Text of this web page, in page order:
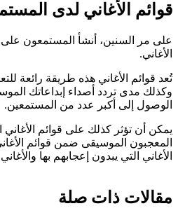
قوائم الأغاني لدى
الأغاني.
تُعد قوائم الأغاني هذه طريقة رائعة
وكذلك مدى تردد أصداء إبداعاتك
الوصول إلى أكبر عدد من المستمعين.
يمكن أن تؤثر كذلك على قوائم
المعجبون الموسيقى ضمن قوائم
الأغاني التي يبدون إعجابهم بها
مقالات ذات صلة